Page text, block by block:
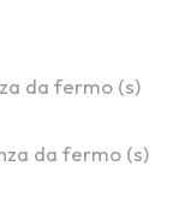
da fermo (s)
da fermo (s)